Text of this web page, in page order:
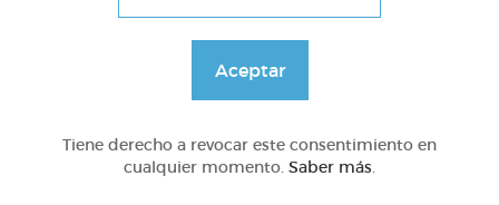
Otros
@Webparaelespanol
Aceptar
Tiene derecho a revocar este consentimiento en
cualquier momento. Saber más.